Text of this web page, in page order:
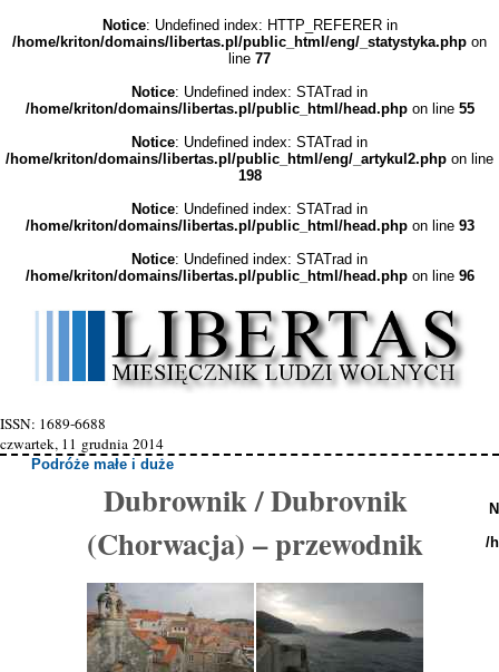
Notice: Undefined index: HTTP_REFERER in
/home/kriton/domains/libertas.pl/public_html/eng/_statystyka.php on
line 77
Notice: Undefined index: STATrad in
/home/kriton/domains/libertas.pl/public_html/head.phpon line 55
Notice: Undefined index: STATrad in
/home/kriton/domains/libertas.pl/public_html/eng/_artykul2.php on line
198
Notice: Undefined index: STATrad in
/home/kriton/domains/libertas.pl/public_html/head.phpon line 93
Notice: Undefined index: STATrad in
/home/kriton/domains/libertas.pl/public_html/head.phpon line 96
ISSN: 1689-6688
czwartek, 11 grudnia 2014
Podróże małe i duże
Dubrownik / Dubrovnik
(Chorwacja) – przewodnik
/